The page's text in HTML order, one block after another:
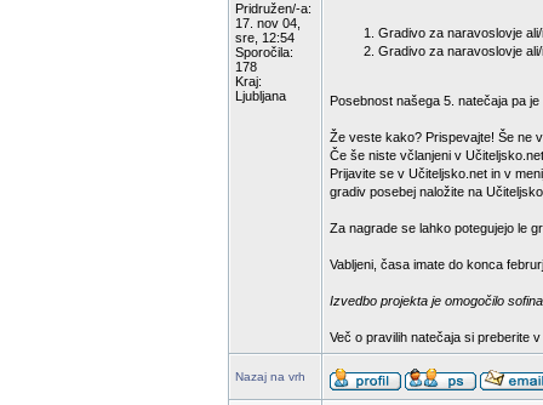
Pridružen/-a:
17. nov 04,
sre, 12:54
Sporočila:
178
Kraj:
Ljubljana
Gradivo za naravoslovje
Gradivo za naravoslovje
Posebnost našega 5. natečaja pa
Že veste kako? Prispevajte! Še ne
Če še niste včlanjeni v
Prijavite se v Učiteljsko.net in v
gradiv posebej naložite na
Za nagrade se lahko potegujejo le
Vabljeni, časa imate do konca
Izvedbo projekta je omogočilo
Več o pravilih natečaja si preberite v
Nazaj na vrh